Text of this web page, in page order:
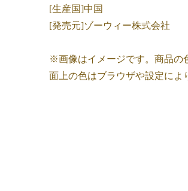
[生産国]中国
[発売元]ゾーウィー株式会社
※画像はイメージです。商品の
面上の色はブラウザや設定によ